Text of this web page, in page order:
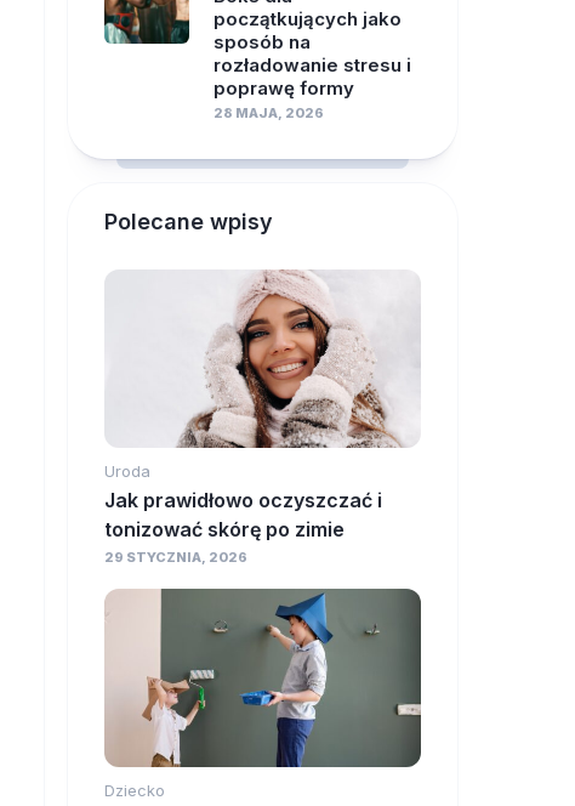
początkujących jako
sposób na
rozładowanie stresu i
poprawę formy
28 MAJA, 2026
Polecane wpisy
Uroda
Jak prawidłowo oczyszczać i
tonizować skórę po zimie
29 STYCZNIA, 2026
Dziecko